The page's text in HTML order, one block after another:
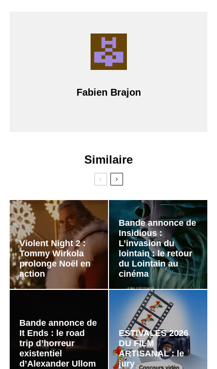
Fabien Brajon
Similaire
Violent Night 2 :
Tommy Wirkola
prolonge Noël en
action
Bande annonce de
Insidious :
L’invasion du
lointain : le retour
du Lointain au
cinéma
Bande annonce de
It Ends : le road
trip d’horreur
existentiel
d’Alexander Ullom
ESTIVALES 2026
DU FILM
ARTISANAL : le
jury